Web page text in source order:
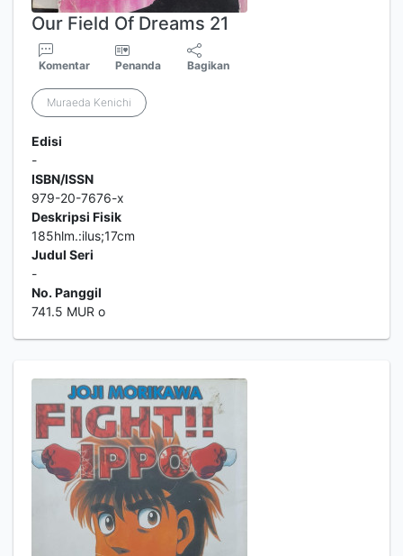
Our Field Of Dreams 21
Komentar Penanda Bagikan
Muraeda Kenichi
Edisi
-
ISBN/ISSN
979-20-7676-x
Deskripsi Fisik
185hlm.:ilus;17cm
Judul Seri
-
No. Panggil
741.5 MUR o